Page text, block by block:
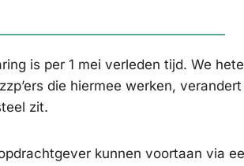
is per 1 mei verleden tijd. We
die hiermee werken,
zit.
opdrachtgever kunnen voortaan via